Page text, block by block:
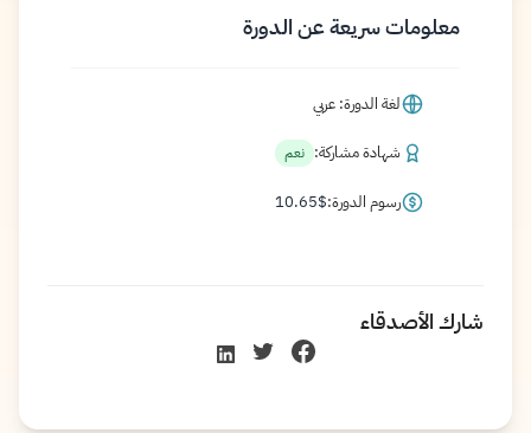
معلومات سريعة عن الدورة
لغة الدورة: عربي
شهادة مشاركة: نعم
رسوم الدورة: 10.65$
شارك الأصدقاء